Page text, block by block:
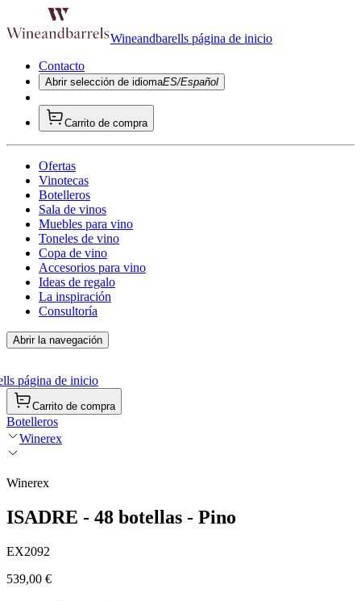
Wineandbarells página de inicio
Contacto
Abrir selección de idiomaES/Español
Carrito de compra
Ofertas
Vinotecas
Botelleros
Sala de vinos
Muebles para vino
Toneles de vino
Copa de vino
Accesorios para vino
Ideas de regalo
La inspiración
Consultoría
Abrir la navegación
página de inicio
Carrito de compra
Botelleros
Winerex
Winerex
ISADRE - 48 botellas - Pino
EX2092
539,00 €